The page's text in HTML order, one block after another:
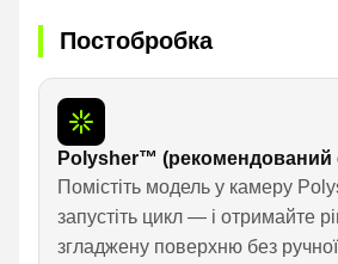
Постобробка
Polysher™ (рекомендований
Помістіть модель у камеру
запустіть цикл — і отримайте
згладжену поверхню без